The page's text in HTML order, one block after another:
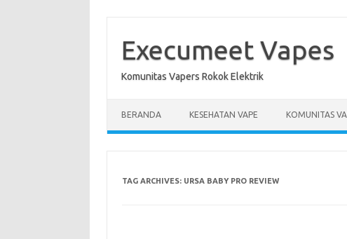
contentExecumeet Vapes
Komunitas Vapers Rokok Elektrik
BERANDA KESEHATAN VAPE KOMUNITAS
TAG ARCHIVES: URSA BABY PRO REVIEW